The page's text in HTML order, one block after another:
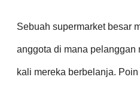
Sebuah supermarket besar
anggota di mana pelanggan
kali mereka berbelanja.